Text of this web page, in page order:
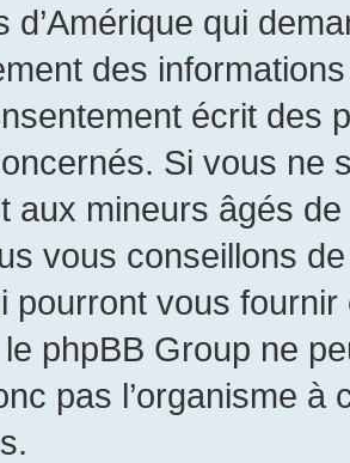
d’Amérique qui
des
écrit des
Si vous ne
aux mineurs âgés
vous conseillons
pourront vous
phpBB Group ne
pas l’organisme